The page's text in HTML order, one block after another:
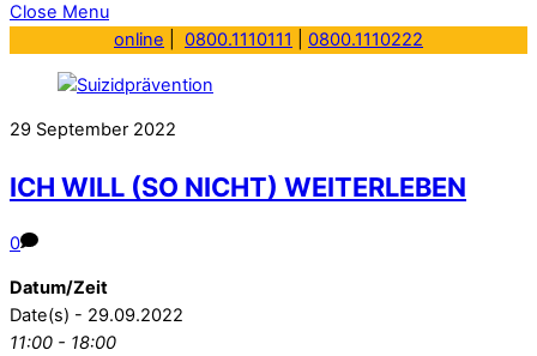
Close Menu
online
0800.1110111 0800.1110222
29 September 2022
ICH WILL (SO NICHT) WEITERLEBEN
0
Datum/Zeit
Date(s) - 29.09.2022
11:00 - 18:00